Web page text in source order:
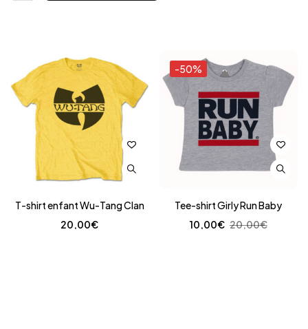
T-shirt enfant Wu-Tang Clan
20,00€
-50%
Tee-shirt Girly Run Baby
20,00€
10,00€